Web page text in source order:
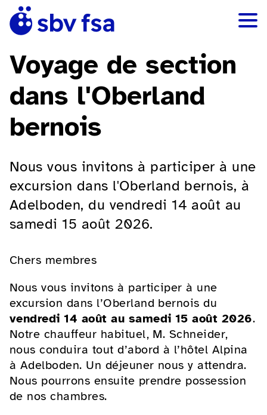
Voyage de section
dans l'Oberland
bernois
Nous vous invitons à participer à une
excursion dans l'Oberland bernois, à
Adelboden, du vendredi 14 août au
samedi 15 août 2026.
Chers membres
Nous vous invitons à participer à une
excursion dans l’Oberland bernois du
vendredi 14 août au samedi 15 août 2026.
Notre chauffeur habituel, M. Schneider,
nous conduira tout d’abord à l’hôtel Alpina
à Adelboden. Un déjeuner nous y attendra.
Nous pourrons ensuite prendre possession
de nos chambres.